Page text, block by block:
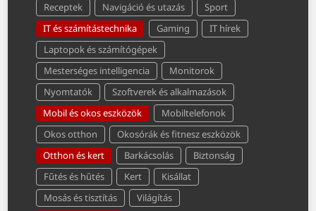
Receptek
Navigáció és utazás
Sport
IT és számítástechnika
Gaming
IT hírek
Laptopok és számítógépek
Mesterséges intelligencia
Monitorok
Nyomtatók
Szoftverek és alkalmazások
Mobil és okos eszközök
Mobiltelefonok
Okos otthon
Okosórák és fitnesz eszközök
Otthon és kert
Barkácsolás
Biztonság
Fűtés és hűtés
Kert
Kisállat
Mosás és tisztítás
Világítás